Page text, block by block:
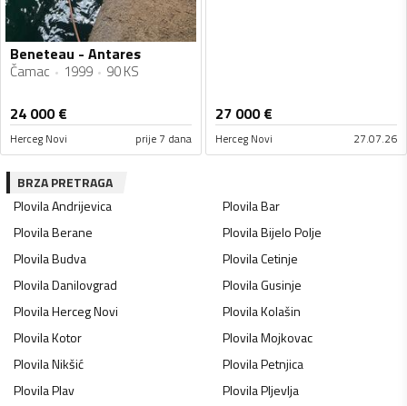
Beneteau - Antares
Čamac 1999 90 KS
24 000€
Herceg Novi prije 7 dana
27 000€
Herceg Novi 27.07.26
BRZA PRETRAGA
PlovilaAndrijevica PlovilaBar
PlovilaBerane PlovilaBijelo Polje
PlovilaBudva PlovilaCetinje
PlovilaDanilovgrad PlovilaGusinje
PlovilaHerceg Novi PlovilaKolašin
PlovilaKotor PlovilaMojkovac
PlovilaNikšić PlovilaPetnjica
PlovilaPlav PlovilaPljevlja